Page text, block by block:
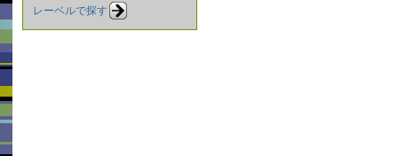
レーベルで探す